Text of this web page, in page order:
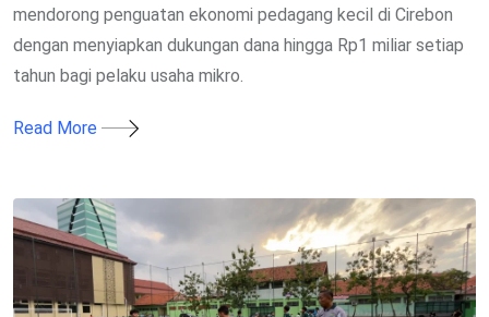
mendorong penguatan ekonomi pedagang kecil di Cirebon
dengan menyiapkan dukungan dana hingga Rp1 miliar setiap
tahun bagi pelaku usaha mikro.
Read More